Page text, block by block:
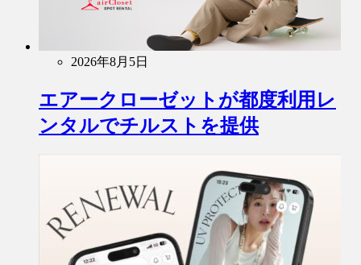
2026年8月5日
エアークローゼットが都度利用レ
ンタルでチルストを提供